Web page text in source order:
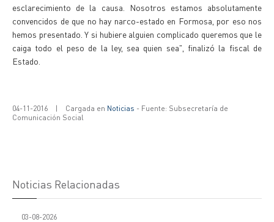
esclarecimiento de la causa. Nosotros estamos absolutamente
convencidos de que no hay narco-estado en Formosa, por eso nos
hemos presentado. Y si hubiere alguien complicado queremos que le
caiga todo el peso de la ley, sea quien sea", finalizó la fiscal de
Estado.
04-11-2016 | Cargada en Noticias - Fuente: Subsecretaría de
Comunicación Social
Noticias Relacionadas
03-08-2026